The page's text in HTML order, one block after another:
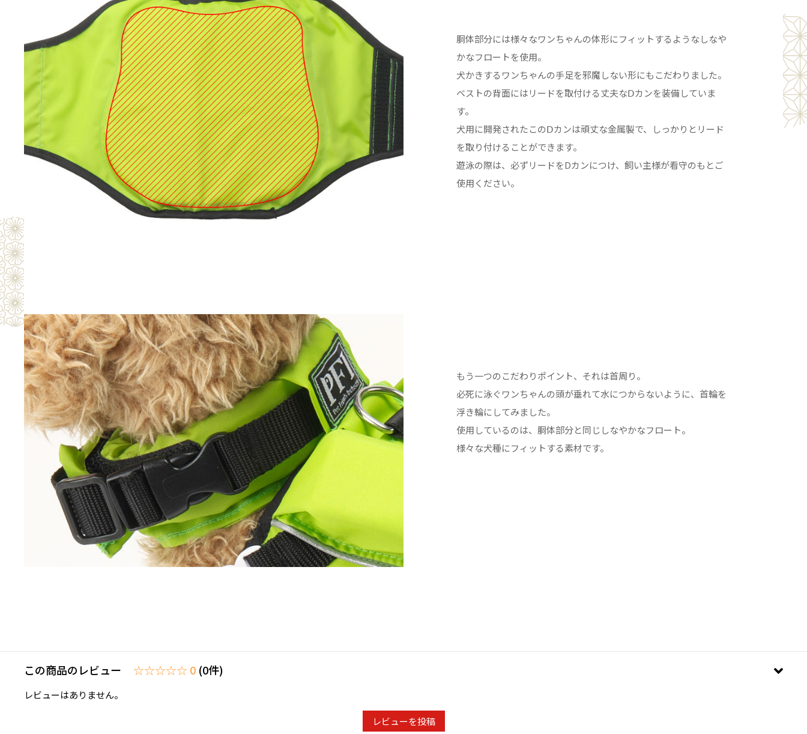
胴体部分には様々なワンちゃんの体形にフィットするようなしなや
かなフロートを使用。
犬かきするワンちゃんの手足を邪魔しない形にもこだわりました。
ベストの背面にはリードを取付ける丈夫なⅮカンを装備していま
す。
犬用に開発されたこのⅮカンは頑丈な金属製で、しっかりとリード
を取り付けることができます。
遊泳の際は、必ずリードをDカンにつけ、飼い主様が看守のもとご
使用ください。
もう一つのこだわりポイント、それは首周り。
必死に泳ぐワンちゃんの頭が垂れて水につからないように、首輪を
浮き輪にしてみました。
使用しているのは、胴体部分と同じしなやかなフロート。
様々な犬種にフィットする素材です。
この商品のレビュー ☆☆☆☆☆ 0 (0件)
レビューはありません。
レビューを投稿